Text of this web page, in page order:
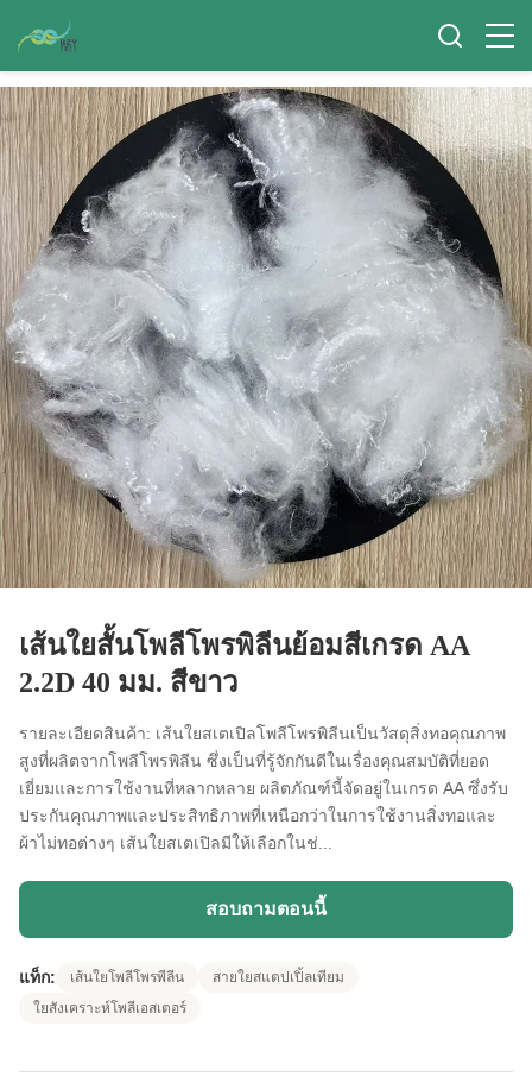
เส้นใยสั้นโพลีโพรพิลีนย้อมสีเกรด AA
2.2D 40 มม. สีขาว
รายละเอียดสินค้า: เส้นใยสเตเปิลโพลีโพรพิลีนเป็นวัสดุสิ่งทอคุณภาพ
สูงที่ผลิตจากโพลีโพรพิลีน ซึ่งเป็นที่รู้จักกันดีในเรื่องคุณสมบัติที่ยอด
เยี่ยมและการใช้งานที่หลากหลาย ผลิตภัณฑ์นี้จัดอยู่ในเกรด AA ซึ่งรับ
ประกันคุณภาพและประสิทธิภาพที่เหนือกว่าในการใช้งานสิ่งทอและ
ผ้าไม่ทอต่างๆ เส้นใยสเตเปิลมีให้เลือกในช่...
สอบถามตอนนี้
แท็ก: เส้นใยโพลีโพรพีลีน
สายใยสแตปเปิ้ลเทียม
ใยสังเคราะห์โพลีเอสเตอร์